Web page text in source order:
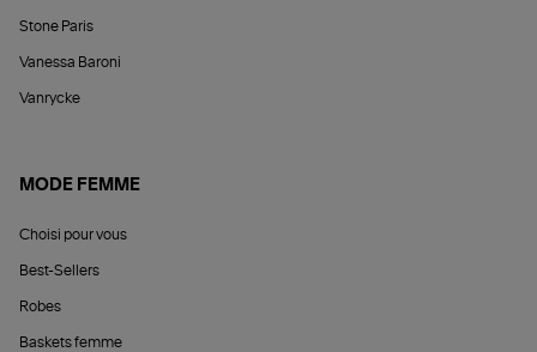
Stone Paris
Vanessa Baroni
Vanrycke
MODE FEMME
Choisi pour vous
Best-Sellers
Robes
Baskets femme